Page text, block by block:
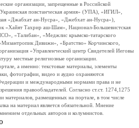
организации, запрещенные в Российской
повстанческая армия» (УПА), «ИГИЛ»,
«Джабхат ан-Нусра», «Джебхат ан-Нусра»),
«Хайят Тахрир аш-Шам», Национал-Большевистская
«Талибан», «Меджлис крымско-татарского
Дивижн», «Братство» Корчинского,
«Управленческий центр Свидетелей Иеговы
местные религиозные организации.
а именно: текстовые материалы, элементы
фотографии, видео и аудио охраняются
и международными нормами права и не
правообладателей. Согласно ст.ст. 1274,1275
материалов, размещенных на портале, в том числе
на материал является обязательной. Мнение
отдельных авторов и колумнистов.